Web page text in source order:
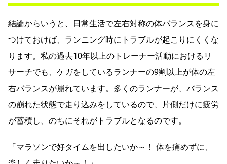
結論からいうと、日常生活で左右対称の体バランスを身に
つけておけば、ランニング時にトラブルが起こりにくくな
ります。私の過去10年以上のトレーナー活動におけるリ
サーチでも、ケガをしているランナーの9割以上が体の左
右バランスが崩れています。多くのランナーが、バランス
の崩れた状態で走り込みをしているので、片側だけに疲労
が蓄積し、のちにそれがトラブルとなるのです。
「マラソンで好タイムを出したいか～！ 体を痛めずに、